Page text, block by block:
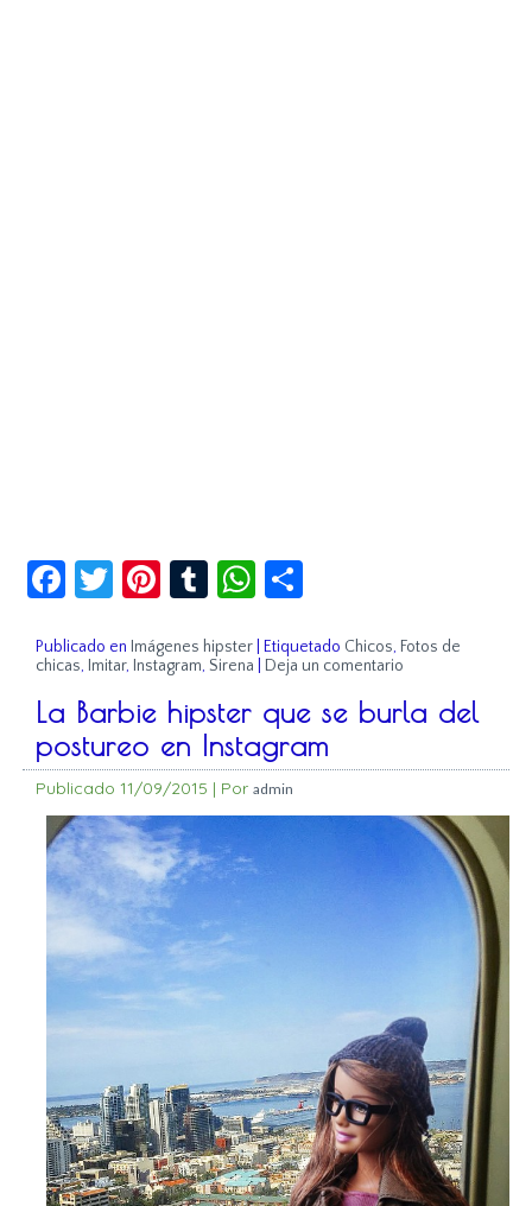
Facebook
Twitter
Pinterest
TumblrWhatsApp
Publicado en Imágenes hipster |Etiquetado Chicos, Fotos de
chicas, Imitar, Instagram, Sirena Deja un comentario
La Barbie hipster que se burla del
postureo en Instagram
Publicado 11/09/2015 | Por admin